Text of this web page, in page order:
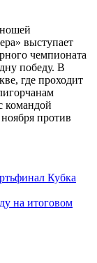
выступает
чемпионата
победу. В
где проходит
командой
против
Кубка
на итоговом